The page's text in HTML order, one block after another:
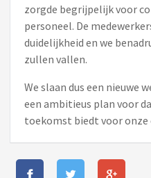
zorgde begrijpelijk voor
personeel. De
duidelijkheid en we
zullen vallen.
We slaan dus een nieuwe
een ambitieus plan voor
toekomst biedt voor onze